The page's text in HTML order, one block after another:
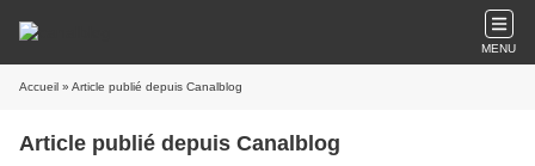
MENU
Accueil » Article publié depuis Canalblog
Article publié depuis Canalblog